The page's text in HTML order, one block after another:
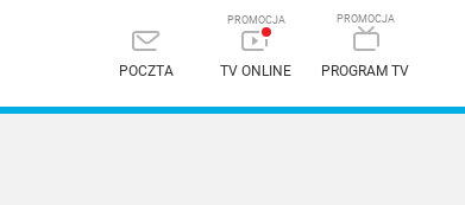
POCZTA TV ONLINE PROGRAM TV